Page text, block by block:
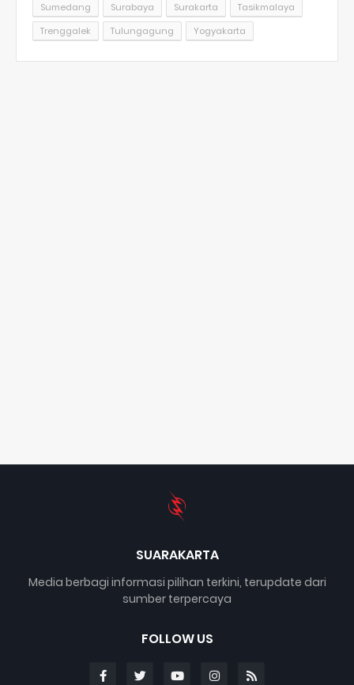
Sumedang
Surabaya Surakarta
Tasikmalaya
Trenggalek
Tulungagung Yogyakarta
SUARAKARTA
Media berbagi informasi pilihan terkini, terupdate dari
sumber terpercaya
FOLLOW US